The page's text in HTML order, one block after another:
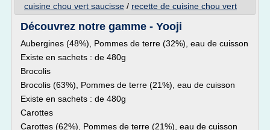
cuisine chou vert saucisse / recette de cuisine chou vert
Découvrez notre gamme - Yooji
Aubergines (48%), Pommes de terre (32%), eau de cuisson
Existe en sachets : de 480g
Brocolis
Brocolis (63%), Pommes de terre (21%), eau de cuisson
Existe en sachets : de 480g
Carottes
Carottes (62%), Pommes de terre (21%), eau de cuisson